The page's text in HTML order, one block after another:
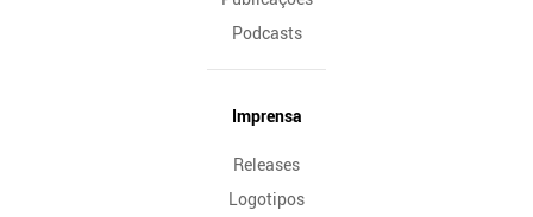
Podcasts
Imprensa
Releases
Logotipos